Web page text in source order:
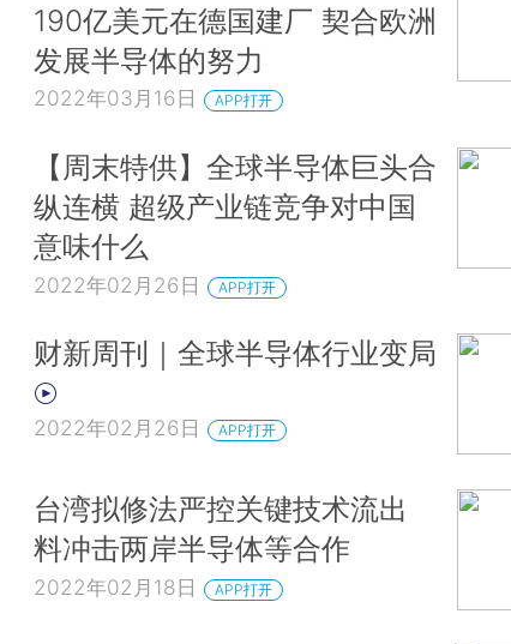
190亿美元在德国建厂 契合欧洲
发展半导体的努力
2022年03月16日 APP打开
【周末特供】全球半导体巨头合
纵连横 超级产业链竞争对中国
意味什么
2022年02月26日 APP打开
财新周刊｜全球半导体行业变局
2022年02月26日 APP打开
台湾拟修法严控关键技术流出
料冲击两岸半导体等合作
2022年02月18日 APP打开